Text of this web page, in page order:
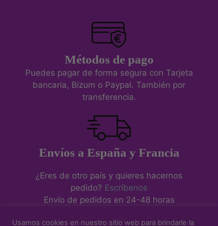
Métodos de pago
Puedes pagar de forma segura con Tarjeta
bancaria, Bizum o Paypal. También por
transferencia.
Envíos a España y Francia
¿Eres de otro país y quieres hacernos
pedido? Escríbenos
Envío de pedidos en 24-48 horas
Usamos cookies en nuestro sitio web para brindarle la